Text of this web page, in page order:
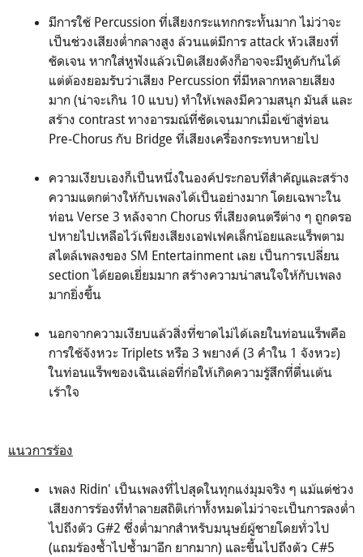
มีการใช้ Percussion ที่เสียงกระแทกกระทั้นมาก ไม่ว่าจะ
เป็นช่วงเสียงต่ำกลางสูง ล้วนแต่มีการ attack หัวเสียงที่
ชัดเจน หากใส่หูฟังแล้วเปิดเสียงดังก็อาจจะมีหูดับกันได้
แต่ต้องยอมรับว่าเสียง Percussion ที่มีหลากหลายเสียง
มาก (น่าจะเกิน 10 แบบ) ทำให้เพลงมีความสนุก มันส์ และ
สร้าง contrast ทางอารมณ์ที่ชัดเจนมากเมื่อเข้าสู่ท่อน
Pre-Chorus กับ Bridge ที่เสียงเครื่องกระทบหายไป
ความเงียบเองก็เป็นหนึ่งในองค์ประกอบที่สำคัญและสร้าง
ความแตกต่างให้กับเพลงได้เป็นอย่างมาก โดยเฉพาะใน
ท่อน Verse 3 หลังจาก Chorus ที่เสียงดนตรีต่าง ๆ ถูกดรอ
ปหายไปเหลือไว้เพียงเสียงเอฟเฟคเล็กน้อยและแร็พตาม
สไตล์เพลงของ SM Entertainment เลย เป็นการเปลี่ยน
section ได้ยอดเยี่ยมมาก สร้างความน่าสนใจให้กับเพลง
มากยิ่งขึ้น
นอกจากความเงียบแล้วสิ่งที่ขาดไม่ได้เลยในท่อนแร็พคือ
การใช้จังหวะ Triplets หรือ 3 พยางค์ (3 คำใน 1 จังหวะ)
ในท่อนแร็พของเฉินเล่อที่ก่อให้เกิดความรู้สึกที่ตื่นเต้น
เร้าใจ
แนวการร้อง
เพลง Ridin' เป็นเพลงที่ไปสุดในทุกแง่มุมจริง ๆ แม้แต่ช่วง
เสียงการร้องที่ทำลายสถิติเก่าทั้งหมดไม่ว่าจะเป็นการลงต่ำ
ไปถึงตัว G#2 ซึ่งต่ำมากสำหรับมนุษย์ผู้ชายโดยทั่วไป
(แถมร้องซ้ำไปซ้ำมาอีก ยากมาก) และขึ้นไปถึงตัว C#5